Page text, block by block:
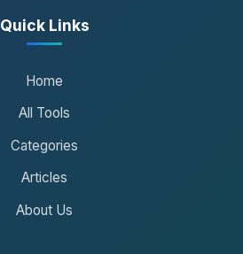
Quick Links
Home
All Tools
Categories
Articles
About Us